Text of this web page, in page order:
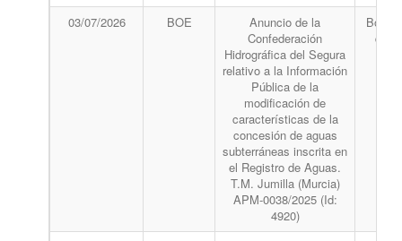
03/07/2026 BOE
Anuncio de la
Confederación
Hidrográfica del Segura
relativo a la Información
Pública de la
modificación de
características de la
concesión de aguas
subterráneas inscrita en
el Registro de Aguas.
T.M. Jumilla (Murcia)
APM-0038/2025 (Id:
4920)
del